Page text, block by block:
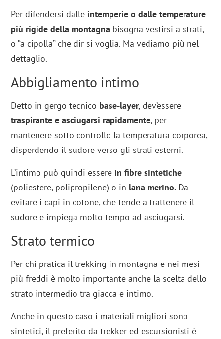
Per difendersi dalle intemperie o dalle temperature
più rigide della montagna bisogna vestirsi a strati,
o “a cipolla” che dir si voglia. Ma vediamo più nel
dettaglio.
Abbigliamento intimo
Detto in gergo tecnico base-layer, dev’essere
traspirante e asciugarsi rapidamente, per
mantenere sotto controllo la temperatura corporea,
disperdendo il sudore verso gli strati esterni.
L’intimo può quindi essere in fibre sintetiche
(poliestere, polipropilene) o in lana merino. Da
evitare i capi in cotone, che tende a trattenere il
sudore e impiega molto tempo ad asciugarsi.
Strato termico
Per chi pratica il trekking in montagna e nei mesi
più freddi è molto importante anche la scelta dello
strato intermedio tra giacca e intimo.
Anche in questo caso i materiali migliori sono
sintetici, il preferito da trekker ed escursionisti è